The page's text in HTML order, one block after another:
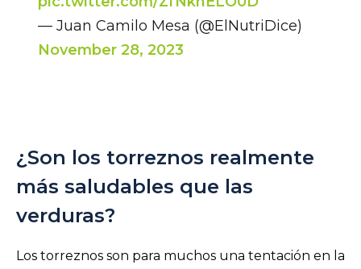
— Juan Camilo Mesa (@ElNutriDice)
November 28, 2023
¿Son los torreznos realmente
más saludables que las
verduras?
Los torreznos son para muchos una tentación en la